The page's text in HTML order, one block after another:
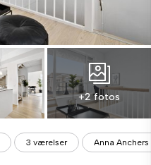
+2 fotos
3 værelser Anna Anchers